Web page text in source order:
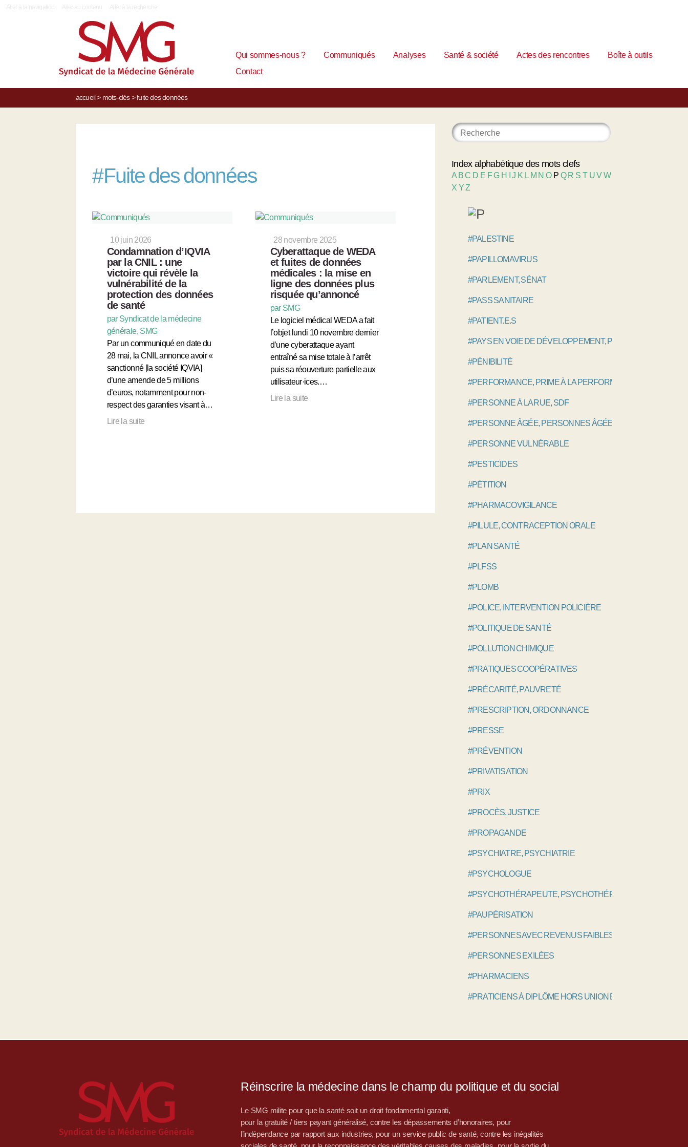
Qui sommes-nous ? Communiqués Analyses Santé & société Actes des rencontres
Boîte à outils
Contact
accueil> mots-clés> fuite des données
#Fuite des données
10 juin 2026
Condamnation d’IQVIA
par la CNIL : une
victoire qui révèle la
vulnérabilité de la
protection des données
de santé
par Syndicat de la médecine
générale, SMG
Par un communiqué en date du
28 mai, la CNIL annonce avoir «
sanctionné [la société IQVIA]
d’une amende de 5 millions
d’euros, notamment pour non-
respect des garanties visant à…
Lire la suite
28 novembre 2025
Cyberattaque de WEDA
et fuites de données
médicales : la mise en
ligne des données plus
risquée qu’annoncé
par SMG
Le logiciel médical WEDA a fait
l’objet lundi 10 novembre dernier
d’une cyberattaque ayant
entraîné sa mise totale à l’arrêt
puis sa réouverture partielle aux
utilisateur·ices.…
Lire la suite
Index alphabétique des mots clefs
A BC D E FG H IJ K L M NO P Q R S T UVW
X YZ
#PALESTINE
#PAPILLOMAVIRUS
#PARLEMENT, SÉNAT
#PASS SANITAIRE
#PATIENT.E.S
#PAYS EN VOIE DE DÉVELOPPEMENT, PVD
#PÉNIBILITÉ
#PERFORMANCE, PRIME À LA PERFORMANCE, P4P
#PERSONNE À LA RUE, SDF
#PERSONNE ÂGÉE, PERSONNES ÂGÉES
#PERSONNE VULNÉRABLE
#PESTICIDES
#PÉTITION
#PHARMACOVIGILANCE
#PILULE, CONTRACEPTION ORALE
#PLAN SANTÉ
#PLFSS
#PLOMB
#POLICE, INTERVENTION POLICIÈRE
#POLITIQUE DE SANTÉ
#POLLUTION CHIMIQUE
#PRATIQUES COOPÉRATIVES
#PRÉCARITÉ, PAUVRETÉ
#PRESCRIPTION, ORDONNANCE
#PRESSE
#PRÉVENTION
#PRIVATISATION
#PRIX
#PROCÈS, JUSTICE
#PROPAGANDE
#PSYCHIATRE, PSYCHIATRIE
#PSYCHOLOGUE
#PSYCHOTHÉRAPEUTE, PSYCHOTHÉRAPIE
#PAUPÉRISATION
#PERSONNES AVEC REVENUS FAIBLES
#PERSONNES EXILÉES
#PHARMACIENS
#PRATICIENS À DIPLÔME HORS UNION EUROPÉENNE,
Réinscrire la médecine dans le champ du politique et du social
Le SMG milite pour que la santé soit un droit fondamental garanti,
pour la gratuité / tiers payant généralisé, contre les dépassements d’honoraires, pour
l’indépendance par rapport aux industries, pour un service public de santé, contre les inégalités